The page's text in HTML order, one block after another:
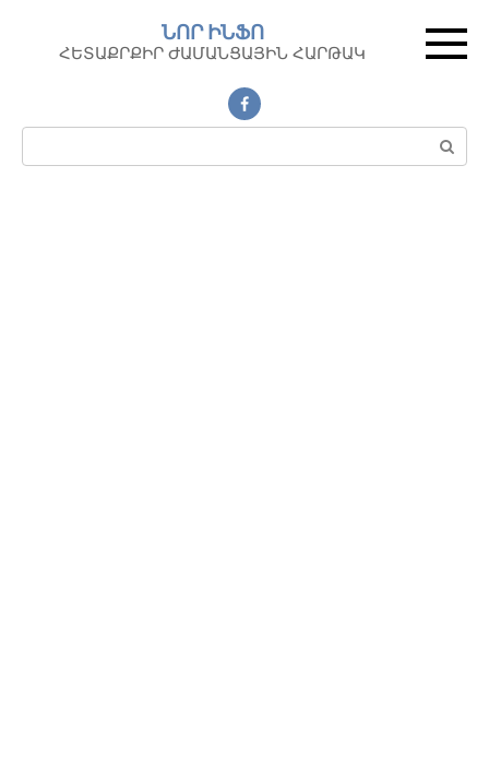
контенту
ՆՈՐ ԻՆՖՈ
ՀԵՏԱՔՐՔԻՐ ԺԱՄԱՆՑԱՅԻՆ ՀԱՐԹԱԿ
Поиск: